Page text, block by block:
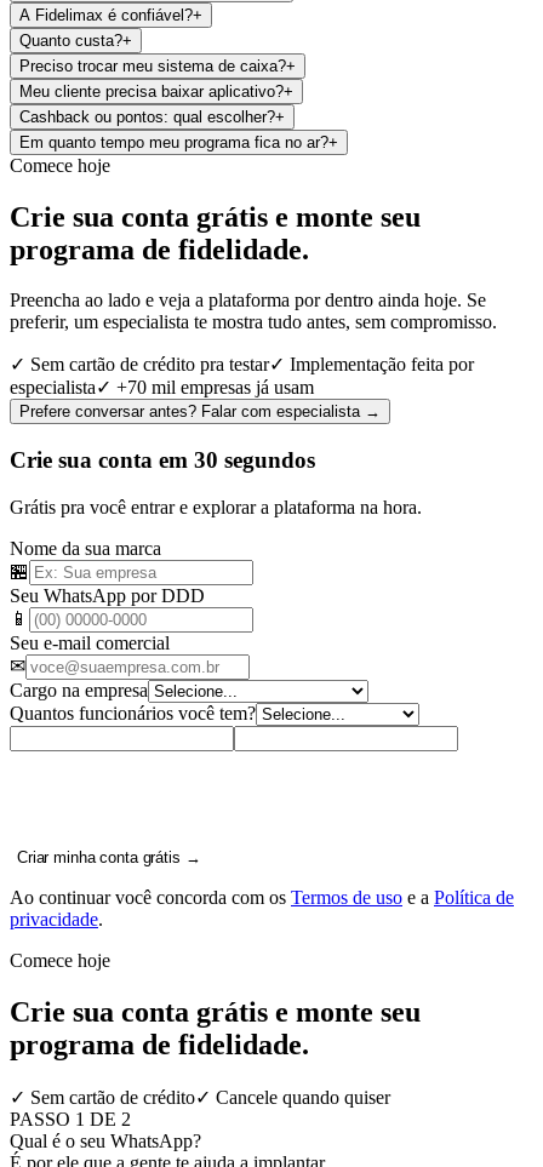
A Fidelimax é confiável?+
Quanto custa?+
Preciso trocar meu sistema de caixa?+
Meu cliente precisa baixar aplicativo?+
Cashback ou pontos: qual escolher?+
Em quanto tempo meu programa fica no ar?+
Comece hoje
Crie sua conta grátis e monte seu
programa de fidelidade.
Preencha ao lado e veja a plataforma por dentro ainda hoje. Se
preferir, um especialista te mostra tudo antes, sem compromisso.
✓ Sem cartão de crédito pra testar✓ Implementação feita por
especialista✓ +70 mil empresas já usam
Prefere conversar antes? Falar com especialista →
Crie sua conta em 30 segundos
Grátis pra você entrar e explorar a plataforma na hora.
Nome da sua marca
🏪
Seu WhatsApp por DDD
📱
Seu e-mail comercial
✉
Cargo na empresa
Quantos funcionários você tem?
Criar minha conta grátis →
Ao continuar você concorda com os Termos de uso e a Política de
privacidade.
Comece hoje
Crie sua conta grátis e monte seu
programa de fidelidade.
✓ Sem cartão de crédito✓ Cancele quando quiser
PASSO 1 DE 2
Qual é o seu WhatsApp?
É por ele que a gente te ajuda a implantar.